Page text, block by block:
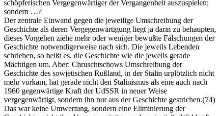
schöpferischen Vergegenwärtiger der Vergangenheit auszuspielen;
sondern …?
Der zentrale Einwand gegen die jeweilige Umschreibung der
Geschichte als deren Vergegenwärtigung liegt ja darin zu behaupten,
dieses Vorgehen ziehe mehr oder weniger bewußte Fälschungen der
Geschichte notwendigerweise nach sich. Die jeweils Lebenden
schrieben, so heißt es, die Geschichte wie die jeweils gerade
Mächtigen um. Aber: Chruschtschows Umschreibung der
Geschichte des sowjetischen Rußland, in der Stalin urplötzlich nicht
mehr vorkam, hat gerade nicht den Stalinismus als eine auch nach
1960 gegenwärtige Kraft der UdSSR in neuer Weise
vergegenwärtigt, sondern ihn nur aus der Geschichte gestrichen.(74)
Das war keine Umwertung, sondern eine Eliminierung der